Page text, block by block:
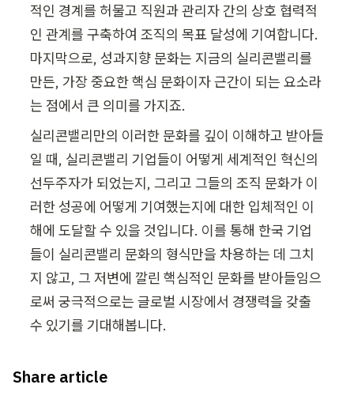
적인 경계를 허물고 직원과 관리자 간의 상호 협력적
인 관계를 구축하여 조직의 목표 달성에 기여합니다.
마지막으로, 성과지향 문화는 지금의 실리콘밸리를
만든, 가장 중요한 핵심 문화이자 근간이 되는 요소라
는 점에서 큰 의미를 가지죠.
실리콘밸리만의 이러한 문화를 깊이 이해하고 받아들
일 때, 실리콘밸리 기업들이 어떻게 세계적인 혁신의
선두주자가 되었는지, 그리고 그들의 조직 문화가 이
러한 성공에 어떻게 기여했는지에 대한 입체적인 이
해에 도달할 수 있을 것입니다. 이를 통해 한국 기업
들이 실리콘밸리 문화의 형식만을 차용하는 데 그치
지 않고, 그 저변에 깔린 핵심적인 문화를 받아들임으
로써 궁극적으로는 글로벌 시장에서 경쟁력을 갖출
수 있기를 기대해봅니다.
Share article